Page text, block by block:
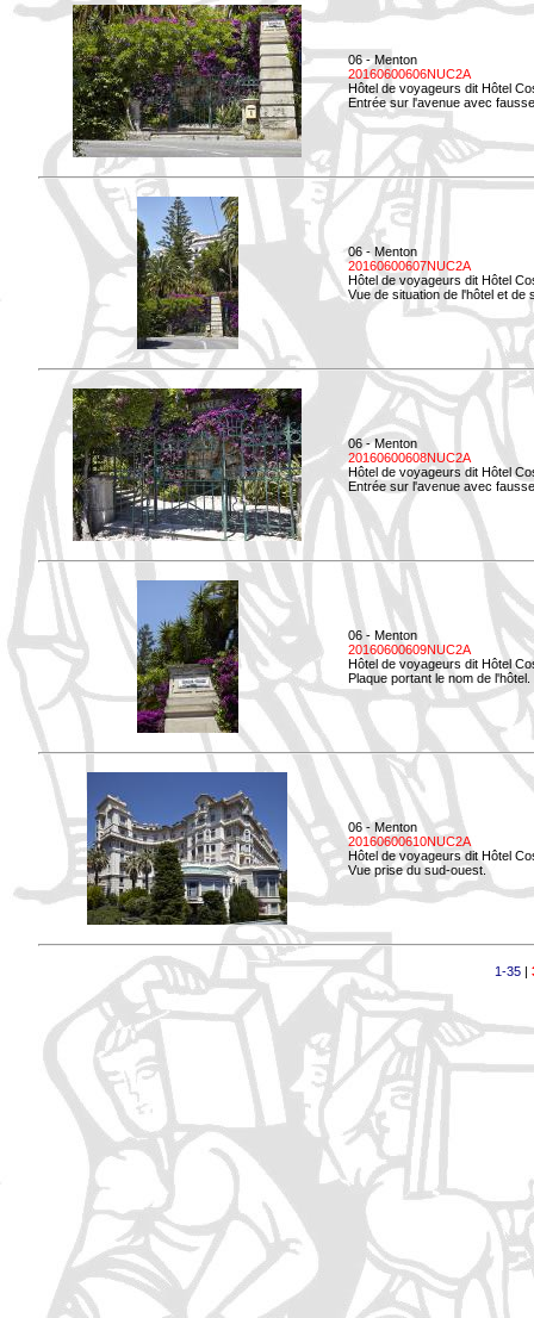
06 - Menton
20160600606NUC2A
Hôtel de voyageurs dit Hôtel
Entrée sur l'avenue avec
06 - Menton
20160600607NUC2A
Hôtel de voyageurs dit Hôtel
Vue de situation de l'hôtel et de
06 - Menton
20160600608NUC2A
Hôtel de voyageurs dit Hôtel
Entrée sur l'avenue avec
06 - Menton
20160600609NUC2A
Hôtel de voyageurs dit Hôtel
Plaque portant le nom de l'hôtel.
06 - Menton
20160600610NUC2A
Hôtel de voyageurs dit Hôtel
Vue prise du sud-ouest.
1-35|